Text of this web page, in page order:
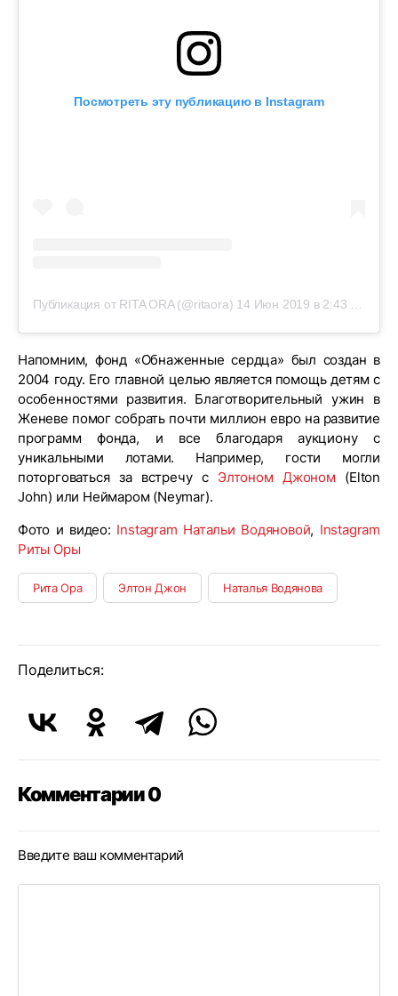
Посмотреть эту публикацию в Instagram
Публикация от RITA ORA (@ritaora) 14 Июн 2019 в 2:43 PDT
Напомним, фонд «Обнаженные сердца» был создан в
2004 году. Его главной целью является помощь детям с
особенностями развития. Благотворительный ужин в
Женеве помог собрать почти миллион евро на развитие
программ фонда, и все благодаря аукциону с
уникальными лотами. Например, гости могли
поторговаться за встречу с Элтоном Джоном (Elton
John) или Неймаром (Neymar).
Фото и видео: Instagram Натальи Водяновой, Instagram
Риты Оры
Рита Ора Элтон Джон Наталья Водянова
Поделиться:
Комментарии 0
Введите ваш комментарий